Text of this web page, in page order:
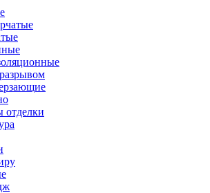
отделки